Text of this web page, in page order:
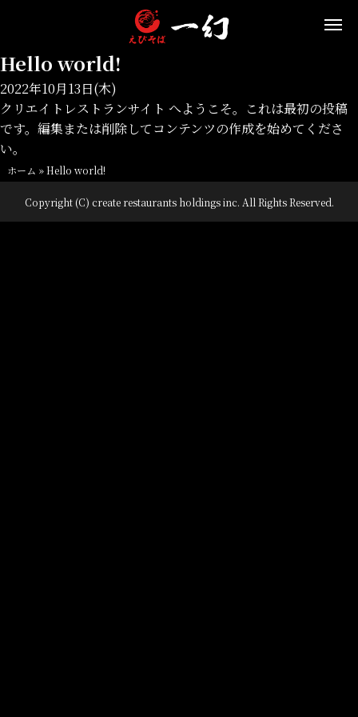
Hello world!
2022年10月13日(木)
クリエイトレストランサイト へようこそ。これは最初の投稿
です。編集または削除してコンテンツの作成を始めてくださ
い。
ホーム »Hello world!
Copyright (C) create restaurants holdings inc. All Rights Reserved.